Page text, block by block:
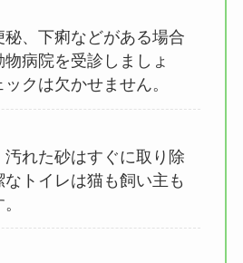
秘、下痢などがある場合
病院を受診しましょ
クは欠かせません。
汚れた砂はすぐに取り除
なトイレは猫も飼い主も